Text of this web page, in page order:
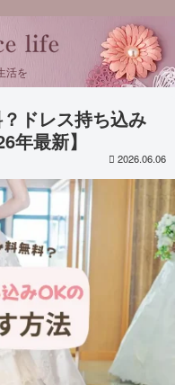
活を
ドレス持ち込み
年最新】
2026.06.06